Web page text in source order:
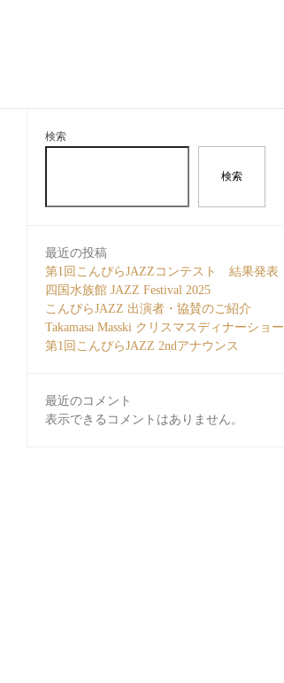
検索
検索
最近の投稿
第1回こんぴらJAZZコンテスト 結果発表
四国水族館 JAZZ Festival 2025
こんぴらJAZZ 出演者・協賛のご紹介
Takamasa Masski クリスマスディナーショー
第1回こんぴらJAZZ 2ndアナウンス
最近のコメント
表示できるコメントはありません。